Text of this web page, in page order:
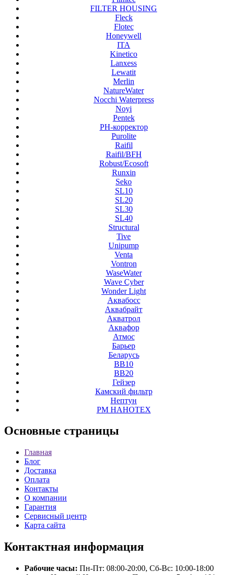
FILTER HOUSING
Fleck
Flotec
Honeywell
ITA
Kinetico
Lanxess
Lewatit
Merlin
NatureWater
Nocchi Waterpress
Noyi
Pentek
PH-корректор
Purolite
Raifil
Raifil/BFH
Robust/Ecosoft
Runxin
Seko
SL10
SL20
SL30
SL40
Structural
Tive
Unipump
Venta
Vontron
WaseWater
Wave Cyber
Wonder Light
Аквабосс
Аквабрайт
Акватрол
Аквафор
Атмос
Барьер
Беларусь
ВВ10
ВВ20
Гейзер
Камский фильтр
Нептун
РМ НАНОТЕХ
Основные страницы
Главная
Блог
Доставка
Оплата
Контакты
О компании
Гарантия
Сервисный центр
Карта сайта
Контактная информация
Рабочие часы: Пн-Пт: 08:00-20:00, Сб-Вс: 10:00-18:00